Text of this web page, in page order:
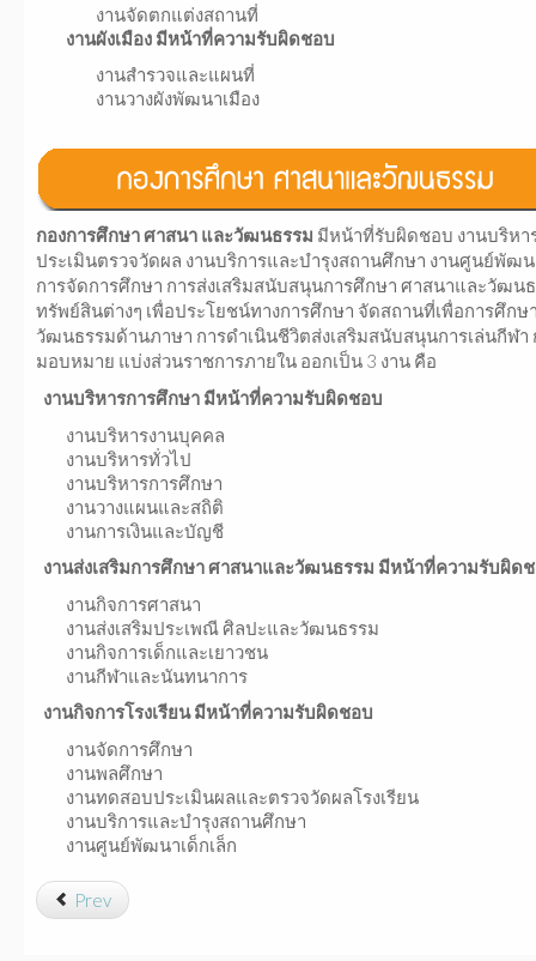
งานจัดตกแต่งสถานที่
งานผังเมือง มีหน้าที่ความรับผิดชอบ
งานสำรวจและแผนที่
งานวางผังพัฒนาเมือง
กองการศึกษา ศาสนา และวัฒนธรรม มีหน้าที่รับผิดชอบ งานบริหา
ประเมินตรวจวัดผล งานบริการและบำรุงสถานศึกษา งานศูนย์พัฒ
การจัดการศึกษา การส่งเสริมสนับสนุนการศึกษา ศาสนาและวัฒ
ทรัพย์สินต่างๆ เพื่อประโยชน์ทางการศึกษา จัดสถานที่เพื่อการศึก
วัฒนธรรมด้านภาษา การดำเนินชีวิตส่งเสริมสนับสนุนการเล่นกีฬ
มอบหมาย แบ่งส่วนราชการภายใน ออกเป็น 3 งาน คือ
งานบริหารการศึกษา มีหน้าที่ความรับผิดชอบ
งานบริหารงานบุคคล
งานบริหารทั่วไป
งานบริหารการศึกษา
งานวางแผนและสถิติ
งานการเงินและบัญชี
งานส่งเสริมการศึกษา ศาสนาและวัฒนธรรม มีหน้าที่ความรับผิด
งานกิจการศาสนา
งานส่งเสริมประเพณี ศิลปะและวัฒนธรรม
งานกิจการเด็กและเยาวชน
งานกีฬาและนันทนาการ
งานกิจการโรงเรียน มีหน้าที่ความรับผิดชอบ
งานจัดการศึกษา
งานพลศึกษา
งานทดสอบประเมินผลและตรวจวัดผลโรงเรียน
งานบริการและบำรุงสถานศึกษา
งานศูนย์พัฒนาเด็กเล็ก
Prev